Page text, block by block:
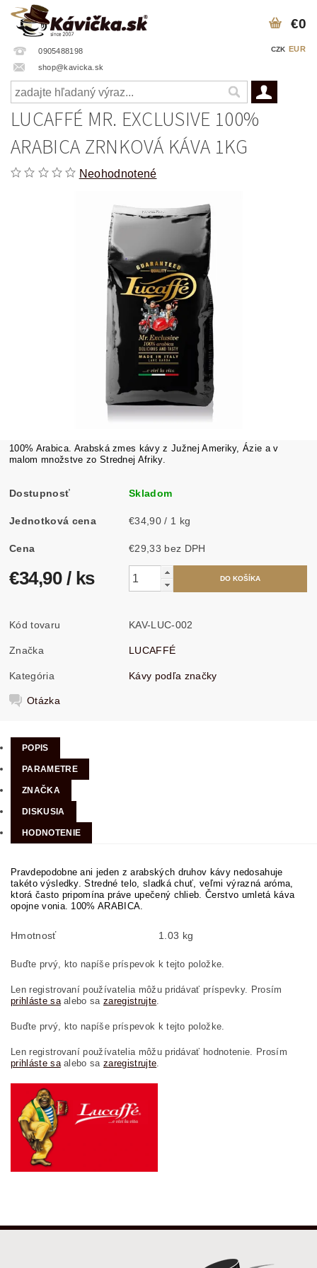
0905488198
shop@kavicka.sk
CZK EUR
€0
LUCAFFÉ MR. EXCLUSIVE 100%
ARABICA ZRNKOVÁ KÁVA 1KG
Neohodnotené
100% Arabica. Arabská zmes kávy z Južnej Ameriky, Ázie a v
malom množstve zo Strednej Afriky.
Dostupnosť Skladom
Jednotková cena €34,90 / 1 kg
Cena €29,33 bez DPH
€34,90 / ks
Kód tovaru KAV-LUC-002
Značka LUCAFFÉ
Kategória Kávy podľa značky
Otázka
POPIS
PARAMETRE
ZNAČKA
DISKUSIA
HODNOTENIE
Pravdepodobne ani jeden z arabských druhov kávy nedosahuje
takéto výsledky. Stredné telo, sladká chuť, veľmi výrazná aróma,
ktorá často pripomína práve upečený chlieb. Čerstvo umletá káva
opojne vonia. 100% ARABICA.
Hmotnosť 1.03 kg
Buďte prvý, kto napíše príspevok k tejto položke.
Len registrovaní používatelia môžu pridávať príspevky. Prosím
prihláste saalebo sazaregistrujte.
Buďte prvý, kto napíše príspevok k tejto položke.
Len registrovaní používatelia môžu pridávať hodnotenie. Prosím
prihláste saalebo sazaregistrujte.